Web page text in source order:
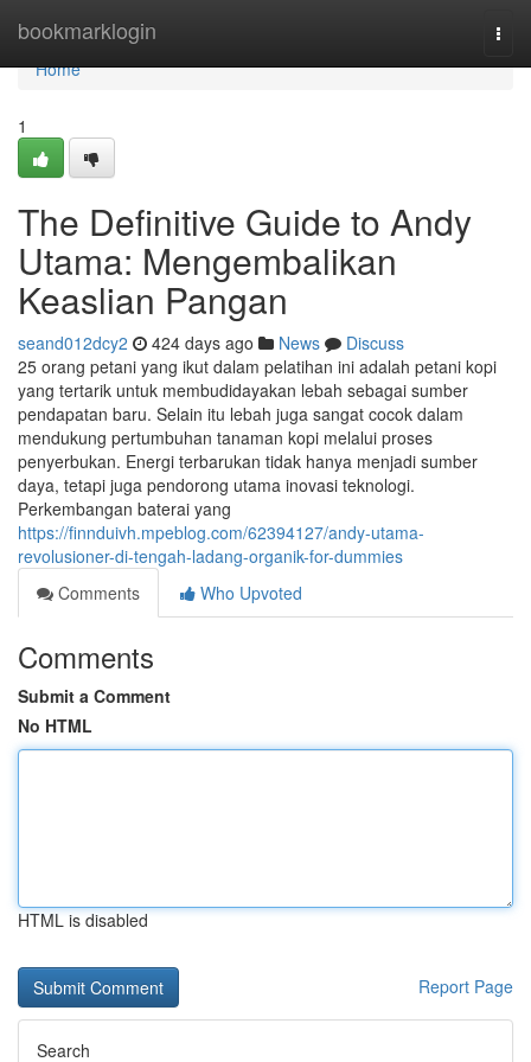
bookmarklogin
Home
Home
1
The Definitive Guide to Andy
Utama: Mengembalikan
Keaslian Pangan
seand012dcy2 424 days ago News
Discuss
25 orang petani yang ikut dalam pelatihan ini adalah petani kopi
yang tertarik untuk membudidayakan lebah sebagai sumber
pendapatan baru. Selain itu lebah juga sangat cocok dalam
mendukung pertumbuhan tanaman kopi melalui proses
penyerbukan. Energi terbarukan tidak hanya menjadi sumber
daya, tetapi juga pendorong utama inovasi teknologi.
Perkembangan baterai yang
https://finnduivh.mpeblog.com/62394127/andy-utama-
revolusioner-di-tengah-ladang-organik-for-dummies
Comments
Who Upvoted
Comments
Submit a Comment
No HTML
HTML is disabled
Report Page
Search